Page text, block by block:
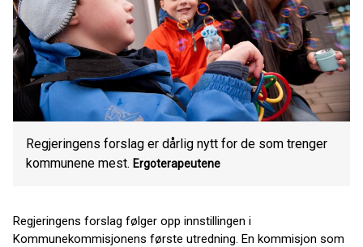
Regjeringens forslag er dårlig nytt for de som trenger
kommunene mest. Ergoterapeutene
Regjeringens forslag følger opp innstillingen i
Kommunekommisjonens første utredning. En kommisjon som